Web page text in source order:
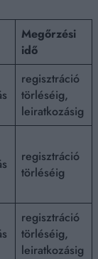
Megőrzési
idő
regisztráció
törléséig,
leiratkozásig
regisztráció
törléséig
regisztráció
törléséig,
leiratkozásig